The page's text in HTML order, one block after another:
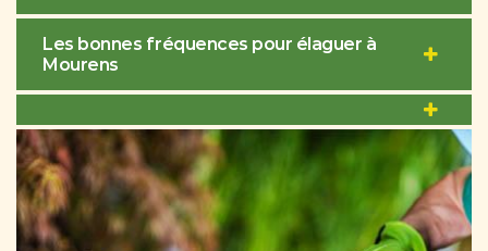
Les bonnes fréquences pour élaguer à
Mourens